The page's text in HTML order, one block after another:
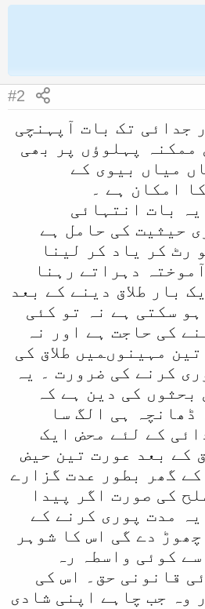
#2
جدائی تک بات آپہنچی
ممکنہ پہلوؤں پر بھی
میاں بیوی کے
امکان ہے ۔
یہ بات انتہائی
حیثیت کی حامل ہے
رٹ کر یاد کر لینا
دہراتے رہنا
بار طلاق دینے کے بعد
سکتی ہے نہ تو کئی
کی حاجت ہے اور نہ
تین مہینوںمیں طلاق کی
کرنے کی ضرورت ۔ یہ
بحثوں کی دین ہے کہ
ڈھانچہ ہی الگ سا
کے لئے محض ایک
کے بعد عورت تین حیض
گھر بطور عدت گزارے
کی صورت اگر پیدا
مدت پوری کرنے کے
دے گی اس کا شوہر
کوئی واسطہ رہ
قانونی حق۔ اس کی
وہ جب چاہے اپنی شادی